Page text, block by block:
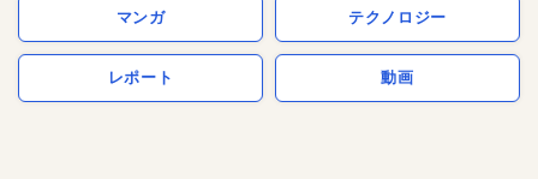
マンガ テクノロジー
レポート 動画